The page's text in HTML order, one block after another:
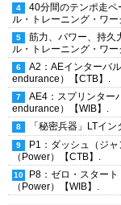
40分間のテンポ走
ル・トレーニング・ワー
筋力、パワー、持
ル・トレーニング・ワー
A2：AEインターバ
endurance）【CTB】.
AE4：スプリンタ
endurance）【WIB】.
「秘密兵器」LTイ
P1：ダッシュ（ジ
（Power）【CTB】.
P8：ゼロ・スター
（Power）【WIB】.